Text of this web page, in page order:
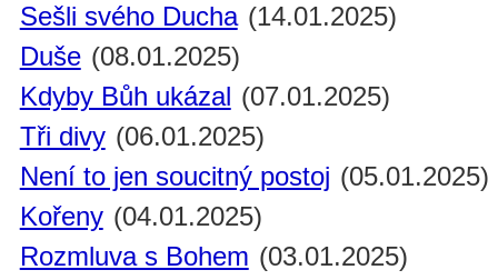
Sešli svého Ducha (14.01.2025)
Duše (08.01.2025)
Kdyby Bůh ukázal (07.01.2025)
Tři divy (06.01.2025)
Není to jen soucitný postoj (05.01.2025)
Kořeny (04.01.2025)
Rozmluva s Bohem (03.01.2025)